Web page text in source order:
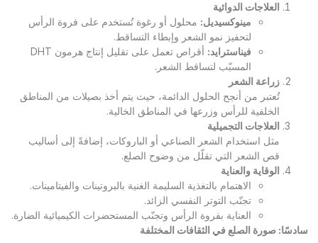
العلاجات الدوائية
مينوكسيديل: محلول أو رغوة تُستخدم على فروة الرأس
لتحفيز نمو الشعر وإبطاء التساقط.
فيناسترايد:
أقراص تعمل على تقليل إنتاج هرمون DHT
المسبّب لتساقط الشعر.
زراعة الشعر
تُعتبر من أنجح الحلول الدائمة، حيث يتم أخذ بصيلات من المناطق
الخلفية للرأس وزرعها في المناطق الخالية.
العلاجات التجميلية
مثل استخدام الشعر الصناعي أو الباروكات، إضافةً إلى أساليب
قص الشعر التي تقلّل من وضوح الصلع.
الوقاية والعناية
الاهتمام بالتغذية السليمة الغنية بالبروتينات والفيتامينات.
تجنّب التوتر النفسي الزائد.
العناية بفروة الرأس وتجنّب المستحضرات الكيميائية الضارة.
سادسًا: صورة الصلع في الثقافات المختلفة